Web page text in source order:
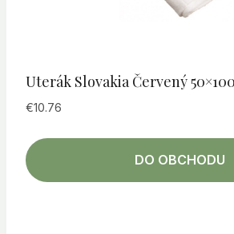
Uterák Slovakia Červený
€10.76
DO OBCHODU